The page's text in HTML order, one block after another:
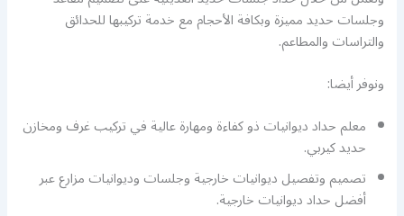
وجلسات حديد مميزة وبكافة الأحجام مع خدمة تركيبها للحدائق
والتراسات والمطاعم.
ونوفر أيضا:
معلم حداد ديوانيات ذو كفاءة ومهارة عالية في تركيب غرف ومخازن
حديد كيربي.
تصميم وتفصيل ديوانيات خارجية وجلسات وديوانيات مزارع عبر
أفضل حداد ديوانيات خارجية.